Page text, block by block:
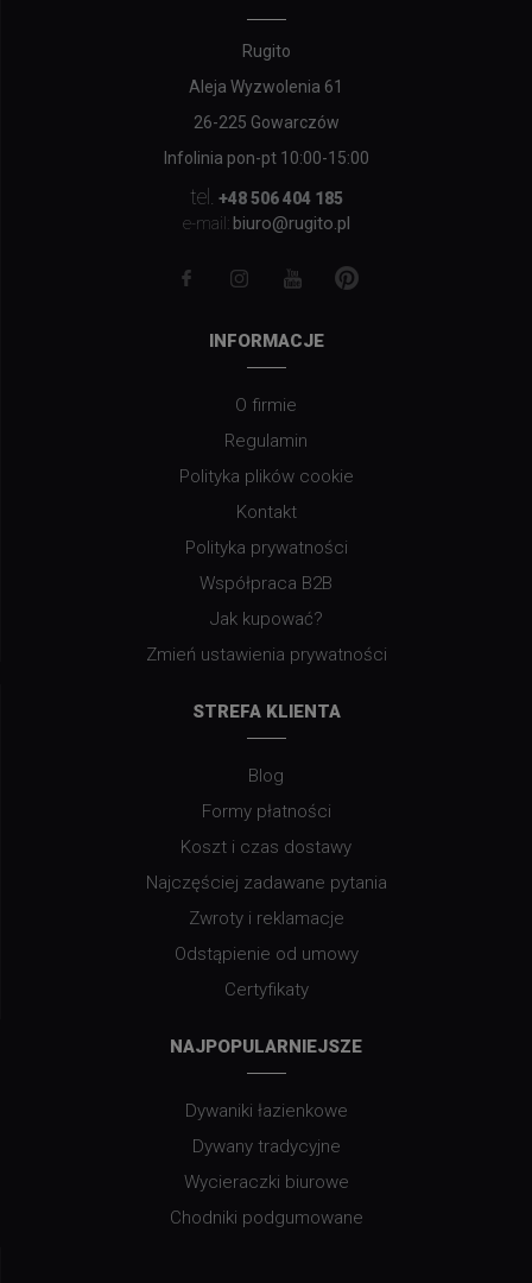
Rugito
Aleja Wyzwolenia 61
26-225 Gowarczów
Infolinia pon-pt 10:00-15:00
tel. +48 506 404 185
e-mail: biuro@rugito.pl
INFORMACJE
O firmie
Regulamin
Polityka plików cookie
Kontakt
Polityka prywatności
Współpraca B2B
Jak kupować?
Zmień ustawienia prywatności
STREFA KLIENTA
Blog
Formy płatności
Koszt i czas dostawy
Najczęściej zadawane pytania
Zwroty i reklamacje
Odstąpienie od umowy
Certyfikaty
NAJPOPULARNIEJSZE
Dywaniki łazienkowe
Dywany tradycyjne
Wycieraczki biurowe
Chodniki podgumowane